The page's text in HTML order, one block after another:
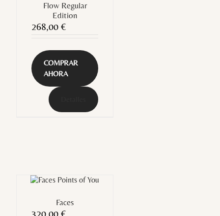
Flow Regular
Edition
268,00 €
COMPRAR
AHORA
Faces
320,00 €